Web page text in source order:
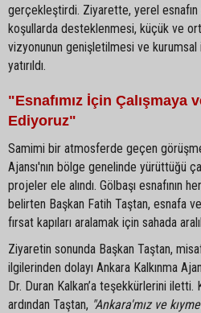
gerçekleştirdi. Ziyarette, yerel
koşullarda desteklenmesi, küçük ve
vizyonunun genişletilmesi ve kurumsal
yatırıldı.
"Esnafımız İçin Çalışmaya
Ediyoruz"
Samimi bir atmosferde geçen
Ajansı'nın bölge genelinde yürüttüğü
projeler ele alındı. Gölbaşı esnafının
belirten Başkan Fatih Taştan, esnafa
fırsat kapıları aralamak için sahada
Ziyaretin sonunda Başkan Taştan,
ilgilerinden dolayı Ankara Kalkınma
Dr. Duran Kalkan’a teşekkürlerini iletti.
ardından Taştan, "Ankara'mız ve